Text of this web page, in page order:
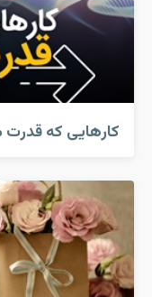
کارهایی که